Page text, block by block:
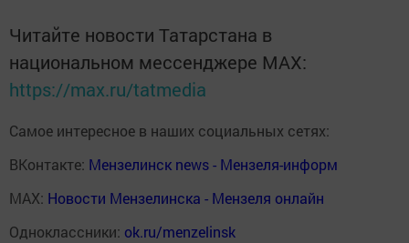
Читайте новости Татарстана в
национальном мессенджере MАХ:
https://max.ru/tatmedia
Самое интересное в наших социальных сетях:
ВКонтакте: Мензелинск news - Мензеля-информ
MAX: Новости Мензелинска - Мензеля онлайн
Одноклассники: ok.ru/menzelinsk